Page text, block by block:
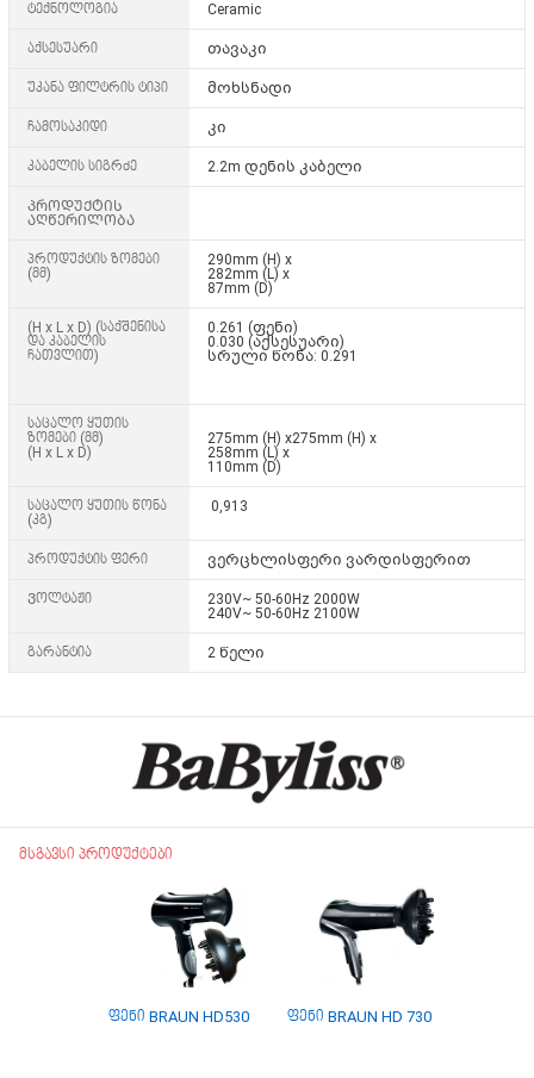
ტექნოლოგია Ceramic
აქსესუარი თავაკი
უკანა ფილტრის ტიპი მოხსნადი
ჩამოსაკიდი კი
კაბელის სიგრძე 2.2m დენის კაბელი
ᲞᲠᲝᲓᲣᲥᲢᲘᲡ
ᲐᲦᲬᲔᲠᲘᲚᲝᲑᲐ
პროდუქტის ზომები
(მმ)
290mm (H) x
282mm (L) x
87mm (D)
(H x L x D) (საქშენისა
და კაბელის
ჩათვლით)
0.261 (ფენი)
0.030 (აქსესუარი)
სრული წონა: 0.291
საცალო ყუთის
ზომები (მმ)
(H x L x D)
275mm (H) x275mm (H) x
258mm (L) x
110mm (D)
საცალო ყუთის წონა
(კგ)
0,913
პროდუქტის ფერი ვერცხლისფერი ვარდისფერით
Ვოლტაჟი
230V~ 50-60Hz 2000W
240V~ 50-60Hz 2100W
გარანტია 2 წელი
მსგავსი პროდუქტები
ფენი BRAUN HD530 ფენი BRAUN HD 730